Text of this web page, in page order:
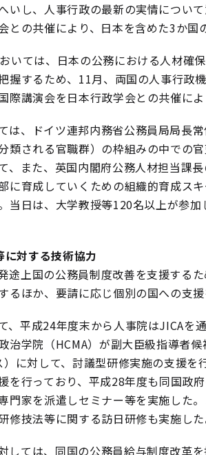
いし、人事行政の最新の実情につい
との共催により、日本を含めた3か
いては、日本の公務における人材確
握するため、11月、両国の人事行政
際講演会を日本行政学会との共催によ
は、ドイツ連邦内務省公務員局局長
類される官職群）の枠組みの中での
、また、英国内閣府公務人材担当課
に育成していくための組織的育成ス
当日は、大学教授等120名以上が参
に対する技術協力
途上国の公務員制度改善を支援する
るほか、要請に応じ個別の国への支援
、平成24年度末から人事院はJICAを
治学院（HCMA）が副大臣級指導者
に対して、討議型研修実施の支援
を行っており、平成28年度も同国政
門家を派遣しセミナー等を実施した
修技法等に関する訪日研修も実施した
しては、同国の公務員給与制度改革